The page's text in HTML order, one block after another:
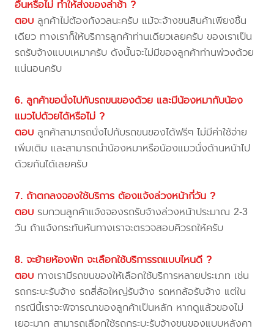
อื่นหรือไม่ ทำให้ส่งของล่าช้า ?
ตอบ ลูกค้าไม่ต้องกังวลนะครับ แม้จะจ้างขนสินค้าเพียงชิ้น
เดียว ทางเราก็ให้บริการลูกค้าท่านเดียวเลยครับ ของเราเป็น
รถรับจ้างแบบเหมาครับ ดังนั้นจะไม่มีของลูกค้าท่านพ่วงด้วย
แน่นอนครับ
6. ลูกค้าขอนั่งไปกับรถขนของด้วย และมีน้องหมากับน้อง
แมวไปด้วยได้หรือไม่ ?
ตอบ ลูกค้าสามารถนั่งไปกับรถขนของได้ฟรีๆ ไม่มีค่าใช้จ่าย
เพิ่มเติม และสามารถนำน้องหมาหรือน้องแมวนั่งด้านหน้าไป
ด้วยกันได้เลยครับ
7. ถ้าตกลงจองใช้บริการ ต้องแจ้งล่วงหน้ากี่วัน ?
ตอบ รบกวนลูกค้าแจ้งจองรถรับจ้างล่วงหน้าประมาณ 2-3
วัน ถ้าแจ้งกระทันหันทางเราจะตรวจสอบคิวรถให้ครับ
8. จะย้ายห้องพัก จะเลือกใช้บริการรถแบบไหนดี ?
ตอบ ทางเรามีรถขนของให้เลือกใช้บริการหลายประเภท เช่น
รถกระบะรับจ้าง รถสี่ล้อใหญ่รับจ้าง รถหกล้อรับจ้าง แต่ใน
กรณีนี้เราจะพิจารณาของลูกค้าเป็นหลัก หากดูแล้วของไม่
เยอะมาก สามารถเลือกใช้รถกระบะรับจ้างขนของแบบหลังคา